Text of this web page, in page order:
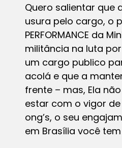
Quero salientar que
usura pelo cargo, o
PERFORMANCE da
militância na luta
um cargo publico
acolá e que a
frente – mas, Ela
estar com o vigor
ong’s, o seu
em Brasília você